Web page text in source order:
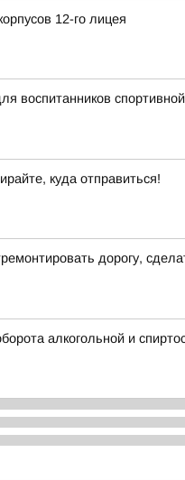
12-го лицея
куда отправиться!
дорогу,
алкогольной и